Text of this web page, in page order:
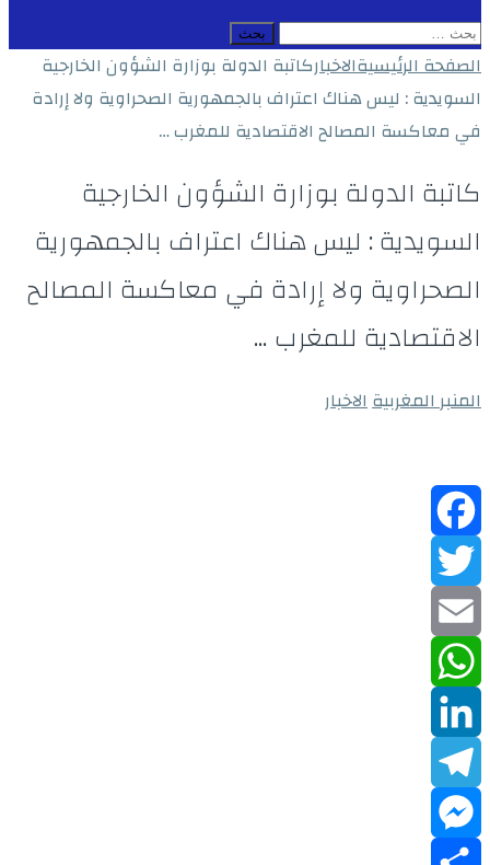
البحث
عن:
الصفحة الرئيسيةالاخباركاتبة الدولة بوزارة الشؤون الخارجية
السويدية : ليس هناك اعتراف بالجمهورية الصحراوية ولا إرادة
في معاكسة المصالح الاقتصادية للمغرب …
كاتبة الدولة بوزارة الشؤون الخارجية
السويدية : ليس هناك اعتراف بالجمهورية
الصحراوية ولا إرادة في معاكسة المصالح
الاقتصادية للمغرب …
المنبر المغربيةالاخبار
Facebook
Twitter
Email
WhatsApp
LinkedIn
Telegram